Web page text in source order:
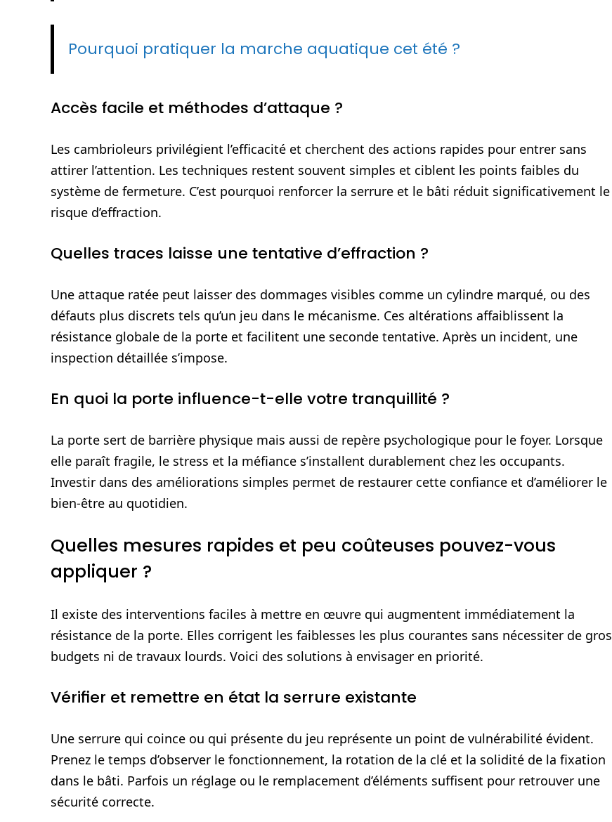
Pourquoi pratiquer la marche aquatique cet été ?
Accès facile et méthodes d’attaque ?
Les cambrioleurs privilégient l’efficacité et cherchent des actions rapides pour entrer sans
attirer l’attention. Les techniques restent souvent simples et ciblent les points faibles du
système de fermeture. C’est pourquoi renforcer la serrure et le bâti réduit significativement le
risque d’effraction.
Quelles traces laisse une tentative d’effraction ?
Une attaque ratée peut laisser des dommages visibles comme un cylindre marqué, ou des
défauts plus discrets tels qu’un jeu dans le mécanisme. Ces altérations affaiblissent la
résistance globale de la porte et facilitent une seconde tentative. Après un incident, une
inspection détaillée s’impose.
En quoi la porte influence-t-elle votre tranquillité ?
La porte sert de barrière physique mais aussi de repère psychologique pour le foyer. Lorsque
elle paraît fragile, le stress et la méfiance s’installent durablement chez les occupants.
Investir dans des améliorations simples permet de restaurer cette confiance et d’améliorer le
bien‑être au quotidien.
Quelles mesures rapides et peu coûteuses pouvez-vous
appliquer ?
Il existe des interventions faciles à mettre en œuvre qui augmentent immédiatement la
résistance de la porte. Elles corrigent les faiblesses les plus courantes sans nécessiter de gros
budgets ni de travaux lourds. Voici des solutions à envisager en priorité.
Vérifier et remettre en état la serrure existante
Une serrure qui coince ou qui présente du jeu représente un point de vulnérabilité évident.
Prenez le temps d’observer le fonctionnement, la rotation de la clé et la solidité de la fixation
dans le bâti. Parfois un réglage ou le remplacement d’éléments suffisent pour retrouver une
sécurité correcte.